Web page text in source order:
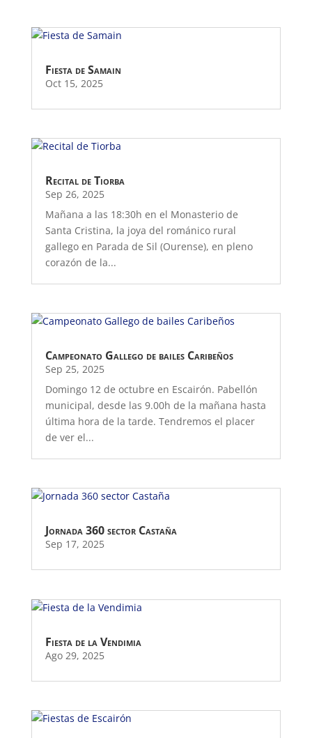
Fiesta de Samain
Oct 15, 2025
Recital de Tiorba
Sep 26, 2025
Mañana a las 18:30h en el Monasterio de
Santa Cristina, la joya del románico rural
gallego en Parada de Sil (Ourense), en pleno
corazón de la...
Campeonato Gallego de bailes Caribeños
Sep 25, 2025
Domingo 12 de octubre en Escairón. Pabellón
municipal, desde las 9.00h de la mañana hasta
última hora de la tarde. Tendremos el placer
de ver el...
Jornada 360 sector Castaña
Sep 17, 2025
Fiesta de la Vendimia
Ago 29, 2025